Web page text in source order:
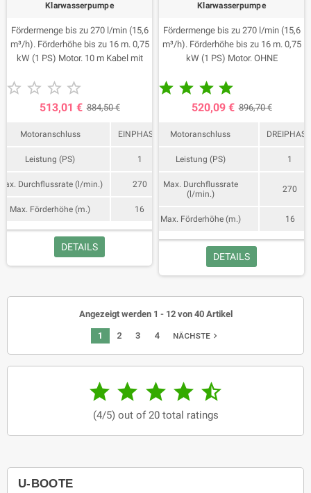
U-BOOTE
Klarwasserpumpe
Fördermenge bis zu 270 l/min (15,6
m³/h). Förderhöhe bis zu 16 m. 0,75
kW (1 PS) Motor. 10 m Kabel mit
   
513,01 € 884,50 €
Motoranschluss EINPHASIG
Leistung (PS) 1
Durchflussrate (l/min.) 270
Max. Förderhöhe (m.) 16
DETAILS
Klarwasserpumpe
Fördermenge bis zu 270 l/min (15,6
m³/h). Förderhöhe bis zu 16 m. 0,75
kW (1 PS) Motor. OHNE
   
520,09 € 896,70 €
Motoranschluss
Leistung (PS) 1
Max. Durchflussrate
(l/min.)
270
Max. Förderhöhe (m.) 16
DETAILS
Angezeigt werden 1 - 12 von 40 Artikel
1 2 3 4 NÄCHSTE navigate_next
    
(4/5) out of 20 total ratings